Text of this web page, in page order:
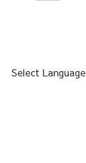
Select Language